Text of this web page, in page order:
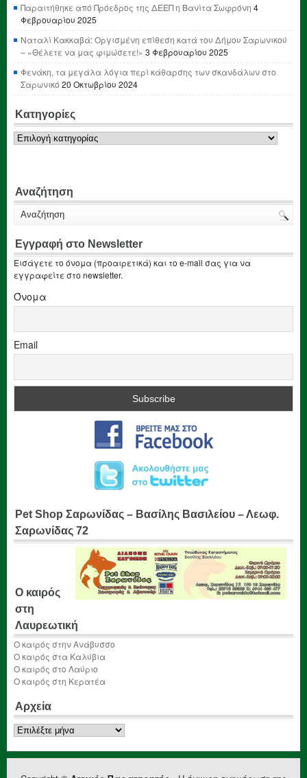
Παραιτήθηκε από Πρόεδρος της ΔΕΕΠ η Βανίτα Σωφρόνη 4
Φεβρουαρίου 2025
Ναταλί Κακκαβά: Οργισμένη επίθεση κατά του Δήμου Σαρωνικού
– «Θέλετε να μας φιμώσετε!» 3 Φεβρουαρίου 2025
Φενάκη, τα μεγάλα λόγια περί κάθαρσης των σκανδάλων στο
Σαρωνικό 20 Οκτωβρίου 2024
Κατηγορίες
Κατηγορίες
Αναζήτηση
Εγγραφή στο Newsletter
Εισάγετε το όνομα (προαιρετικά) και το e-mail σας για να
εγγραφείτε στο newsletter.
Όνομα
Email
Pet Shop Σαρωνίδας – Βασίλης Βασιλείου – Λεωφ.
Σαρωνίδας 72
Ο καιρός
στη
Λαυρεωτική
Ο καιρός στην Ανάβυσσο
Ο καιρός στα Καλύβια
Ο καιρός στο Λαύριο
Ο καιρός στη Κερατέα
Αρχεία
Αρχεία